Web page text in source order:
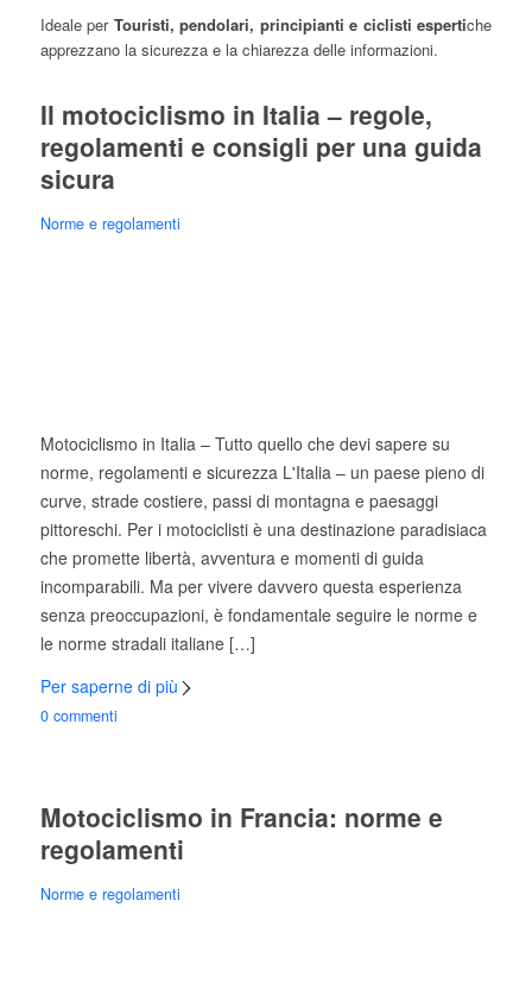
Ideale per Touristi, pendolari, principianti e ciclisti espertiche
apprezzano la sicurezza e la chiarezza delle informazioni.
Il motociclismo in Italia – regole,
regolamenti e consigli per una guida
sicura
Norme e regolamenti
Motociclismo in Italia – Tutto quello che devi sapere su
norme, regolamenti e sicurezza L'Italia – un paese pieno di
curve, strade costiere, passi di montagna e paesaggi
pittoreschi. Per i motociclisti è una destinazione paradisiaca
che promette libertà, avventura e momenti di guida
incomparabili. Ma per vivere davvero questa esperienza
senza preoccupazioni, è fondamentale seguire le norme e
le norme stradali italiane […]
Per saperne di più
0 commenti
Motociclismo in Francia: norme e
regolamenti
Norme e regolamenti